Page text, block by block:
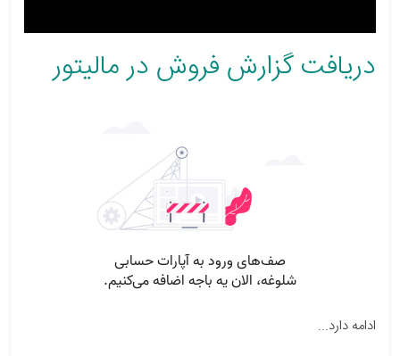
دریافت گزارش فروش در مالیتور
ادامه دارد...